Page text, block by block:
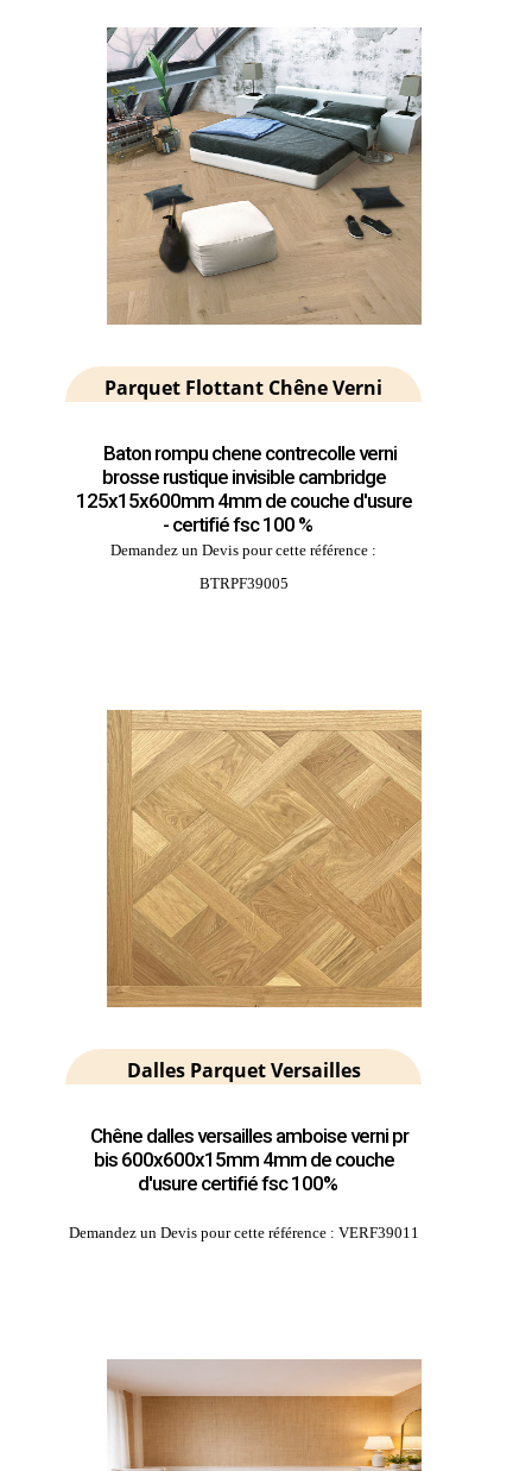
Parquet Flottant Chêne Verni
Baton rompu chene contrecolle verni
brosse rustique invisible cambridge
125x15x600mm 4mm de couche d'usure
- certifié fsc 100 %
Demandez un Devis pour cette référence :
BTRPF39005
Dalles Parquet Versailles
Chêne dalles versailles amboise verni pr
bis 600x600x15mm 4mm de couche
d'usure certifié fsc 100%
Demandez un Devis pour cette référence : VERF39011